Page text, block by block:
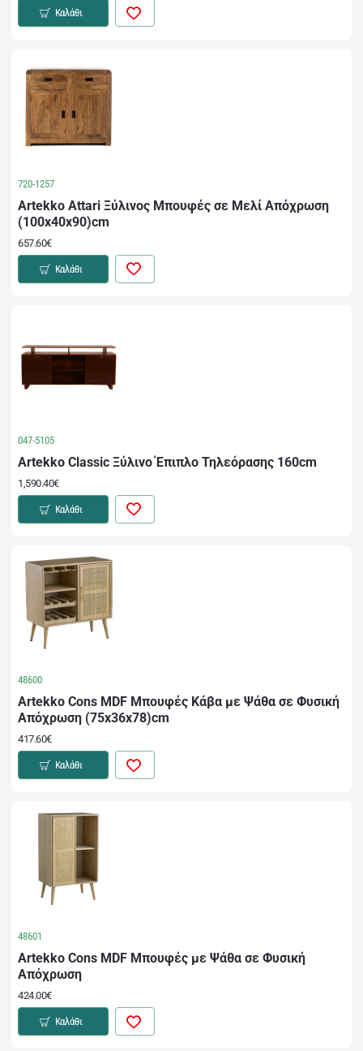
Καλάθι
720-1257
Artekko Attari Ξύλινος Μπουφές σε Μελί Απόχρωση
(100x40x90)cm
657.60€
Καλάθι
047-5105
Artekko Classic Ξύλινο Έπιπλο Τηλεόρασης 160cm
1,590.40€
Καλάθι
48600
Artekko Cons MDF Μπουφές Κάβα με Ψάθα σε Φυσική
Απόχρωση (75x36x78)cm
417.60€
Καλάθι
48601
Artekko Cons MDF Μπουφές με Ψάθα σε Φυσική
Απόχρωση
424.00€
Καλάθι